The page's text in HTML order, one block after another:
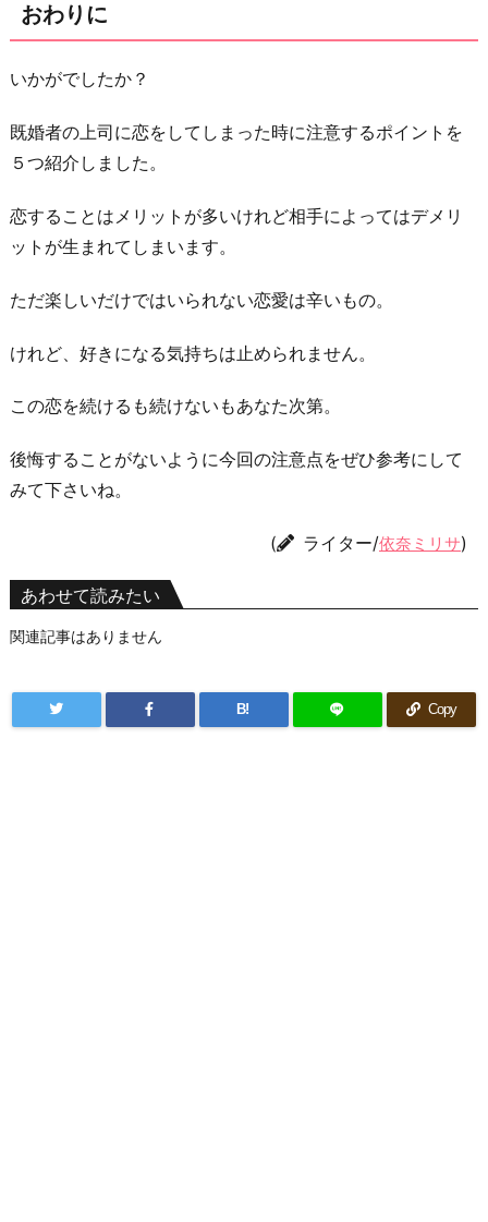
おわりに
いかがでしたか？
既婚者の上司に恋をしてしまった時に注意するポイントを
５つ紹介しました。
恋することはメリットが多いけれど相手によってはデメリ
ットが生まれてしまいます。
ただ楽しいだけではいられない恋愛は辛いもの。
けれど、好きになる気持ちは止められません。
この恋を続けるも続けないもあなた次第。
後悔することがないように今回の注意点をぜひ参考にして
みて下さいね。
( ライター/依奈ミリサ)
あわせて読みたい
関連記事はありません
B! Copy